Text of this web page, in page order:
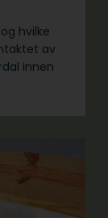
hvilke
av
innen